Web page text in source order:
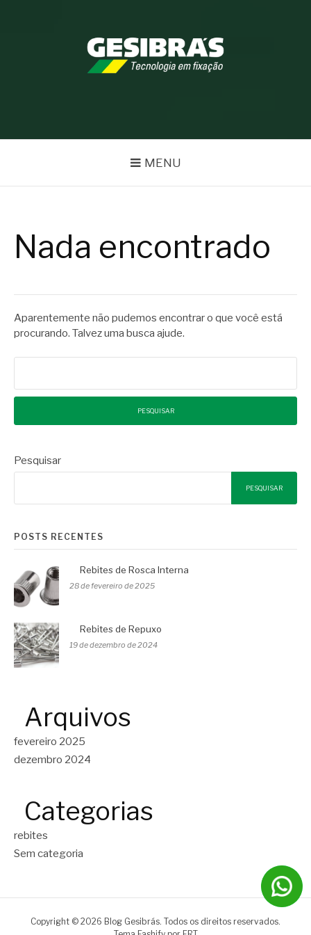
MENU
Nada encontrado
Aparentemente não pudemos encontrar o que você está
procurando. Talvez uma busca ajude.
Pesquisar
PESQUISAR
POSTS RECENTES
Rebites de Rosca Interna
28 de fevereiro de 2025
Rebites de Repuxo
19 de dezembro de 2024
Arquivos
fevereiro 2025
dezembro 2024
Categorias
rebites
Sem categoria
Copyright © 2026 Blog Gesibrás. Todos os direitos reservados.